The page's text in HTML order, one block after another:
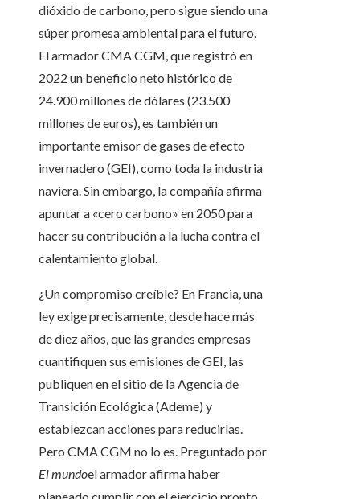
dióxido de carbono, pero sigue siendo una
súper promesa ambiental para el futuro.
El armador CMA CGM, que registró en
2022 un beneficio neto histórico de
24.900 millones de dólares (23.500
millones de euros), es también un
importante emisor de gases de efecto
invernadero (GEI), como toda la industria
naviera. Sin embargo, la compañía afirma
apuntar a «cero carbono» en 2050 para
hacer su contribución a la lucha contra el
calentamiento global.
¿Un compromiso creíble? En Francia, una
ley exige precisamente, desde hace más
de diez años, que las grandes empresas
cuantifiquen sus emisiones de GEI, las
publiquen en el sitio de la Agencia de
Transición Ecológica (Ademe) y
establezcan acciones para reducirlas.
Pero CMA CGM no lo es. Preguntado por
El mundoel armador afirma haber